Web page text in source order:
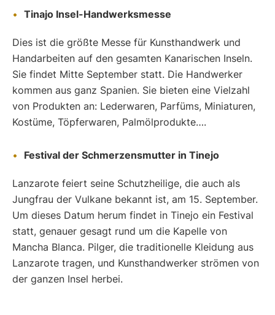
Tinajo Insel-Handwerksmesse
Dies ist die größte Messe für Kunsthandwerk und
Handarbeiten auf den gesamten Kanarischen Inseln.
Sie findet Mitte September statt. Die Handwerker
kommen aus ganz Spanien. Sie bieten eine Vielzahl
von Produkten an: Lederwaren, Parfüms, Miniaturen,
Kostüme, Töpferwaren, Palmölprodukte….
Festival der Schmerzensmutter in Tinejo
Lanzarote feiert seine Schutzheilige, die auch als
Jungfrau der Vulkane bekannt ist, am 15. September.
Um dieses Datum herum findet in Tinejo ein Festival
statt, genauer gesagt rund um die Kapelle von
Mancha Blanca. Pilger, die traditionelle Kleidung aus
Lanzarote tragen, und Kunsthandwerker strömen von
der ganzen Insel herbei.